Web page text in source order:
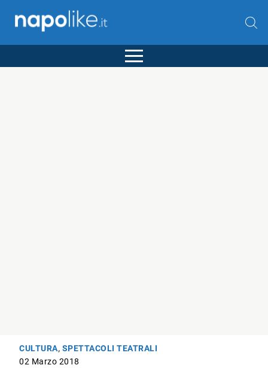
CULTURA, SPETTACOLI TEATRALI
02 Marzo 2018